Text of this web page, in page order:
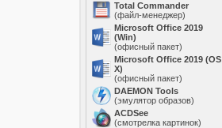
Total Commander
(файл-менеджер)
Microsoft Office 2019
(Win)
(офисный пакет)
Microsoft Office 2019 (OS
X)
(офисный пакет)
DAEMON Tools
(эмулятор образов)
ACDSee
(смотрелка картинок)